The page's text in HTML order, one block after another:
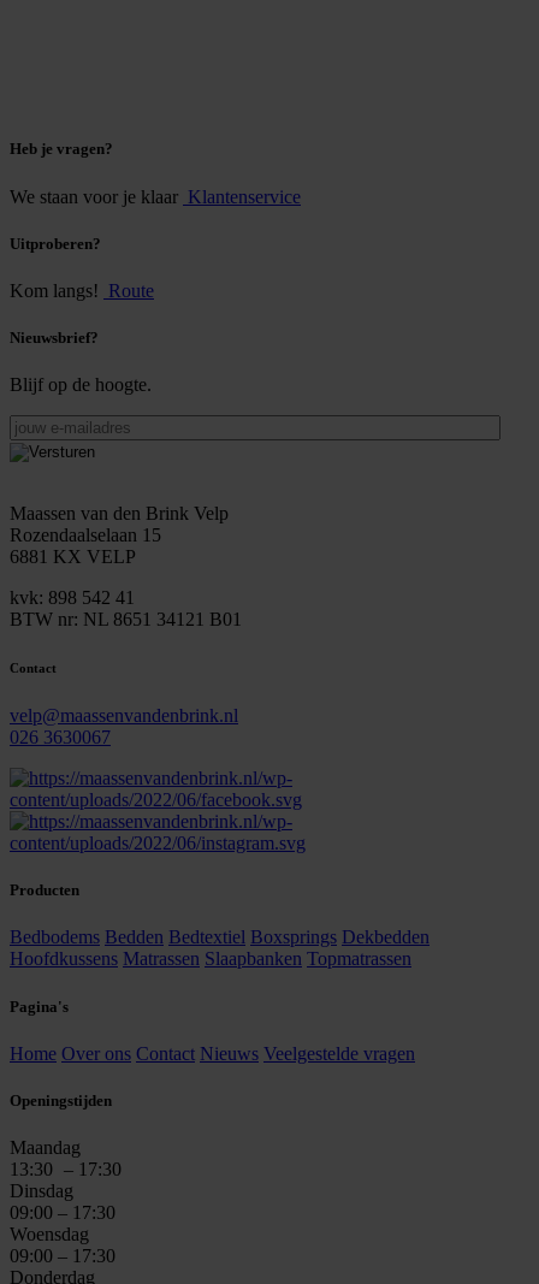
Heb je vragen?
We staan voor je klaar Klantenservice
Uitproberen?
Kom langs! Route
Nieuwsbrief?
Blijf op de hoogte.
jouw
e-
mailadres
Maassen van den Brink Velp
Rozendaalselaan 15
6881 KX VELP
kvk: 898 542 41
BTW nr: NL 8651 34121 B01
Contact
velp@maassenvandenbrink.nl
026 3630067
Producten
Bedbodems Bedden Bedtextiel Boxsprings Dekbedden
Hoofdkussens Matrassen Slaapbanken Topmatrassen
Pagina's
Home Over ons Contact Nieuws Veelgestelde vragen
Openingstijden
Maandag
13:30 – 17:30
Dinsdag
09:00 – 17:30
Woensdag
09:00 – 17:30
Donderdag